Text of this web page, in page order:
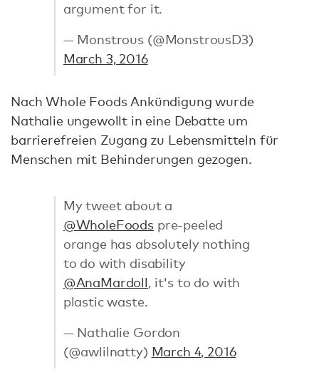
argument for it.
— Monstrous (@MonstrousD3)
March 3, 2016
Nach Whole Foods Ankündigung wurde
Nathalie ungewollt in eine Debatte um
barrierefreien Zugang zu Lebensmitteln für
Menschen mit Behinderungen gezogen.
My tweet about a
@WholeFoods pre-peeled
orange has absolutely nothing
to do with disability
@AnaMardoll, it's to do with
plastic waste.
— Nathalie Gordon
(@awlilnatty) March 4, 2016